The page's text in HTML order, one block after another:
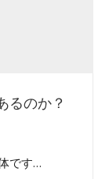
るのか？
です…